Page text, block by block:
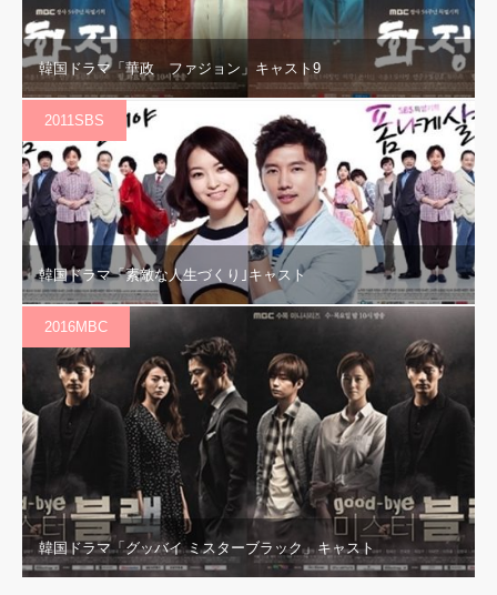
韓国ドラマ「華政 ファジョン」キャスト9
2011SBS
韓国ドラマ「素敵な人生づくり｣キャスト
2016MBC
韓国ドラマ「グッバイ ミスターブラック」キャスト